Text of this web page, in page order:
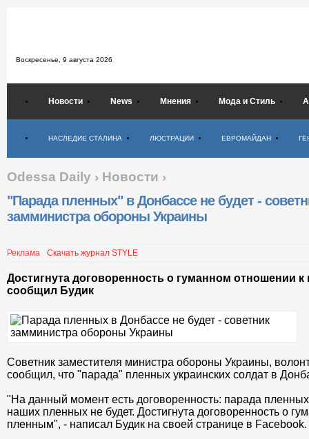
Воскресенье, 9 августа 2026
Новости News Мнения Мода и Стиль
НАСЛЕДИЕ СТАЛИНА ЛЮСТРАЦИИ ЕВРОМАЙДАН
Odessa Daily › Новости ›
"Парада пленных" в Донбассе не будет -
замминистра обороны Украины
Реклама Скачать журнал STYLE
Достигнута договоренность о гуманном отношении
сообщил Будик
Советник заместителя министра обороны Украины,
сообщил, что "парада" пленных украинских солдат в
"На данный момент есть договоренность: парада пленных
наших пленных не будет. Достигнута договоренность о
пленным", - написал Будик на своей странице в Facebook.